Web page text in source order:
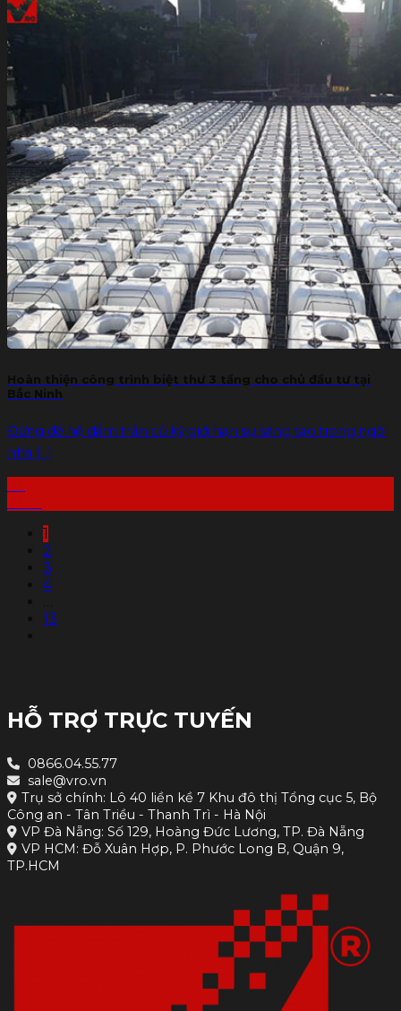
Đừng để hệ dầm trần cũ kỹ giới hạn sự sáng tạo trong ngôi
nhà [...]
1
2
3
4
13
HỖ TRỢ TRỰC TUYẾN
0866.04.55.77
sale@vro.vn
Trụ sở chính: Lô 40 liền kề 7 Khu đô thị Tổng cục 5, Bộ
Công an - Tân Triều - Thanh Trì - Hà Nội
VP Đà Nẵng: Số 129, Hoàng Đức Lương, TP. Đà Nẵng
VP HCM: Đỗ Xuân Hợp, P. Phước Long B, Quận 9,
TP.HCM